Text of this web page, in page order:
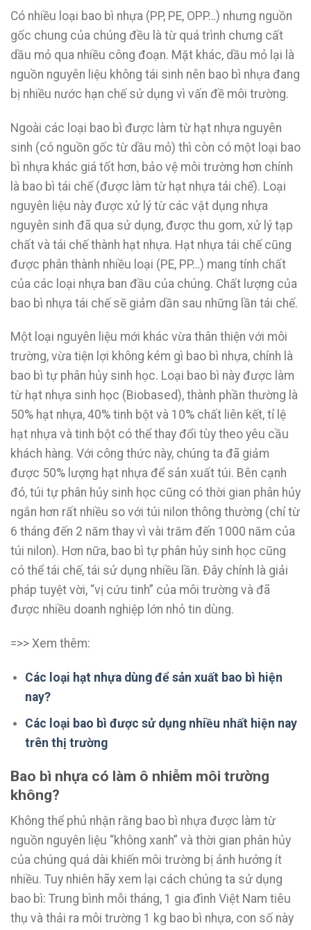
Có nhiều loại bao bì nhựa (PP, PE, OPP…) nhưng nguồn
gốc chung của chúng đều là từ quá trình chưng cất
dầu mỏ qua nhiều công đoạn. Mặt khác, dầu mỏ lại là
nguồn nguyên liệu không tái sinh nên bao bì nhựa đang
bị nhiều nước hạn chế sử dụng vì vấn đề môi trường.
Ngoài các loại bao bì được làm từ hạt nhựa nguyên
sinh (có nguồn gốc từ dầu mỏ) thì còn có một loại bao
bì nhựa khác giá tốt hơn, bảo vệ môi trường hơn chính
là bao bì tái chế (được làm từ hạt nhựa tái chế). Loại
nguyên liệu này được xử lý từ các vật dụng nhựa
nguyên sinh đã qua sử dụng, được thu gom, xử lý tạp
chất và tái chế thành hạt nhựa. Hạt nhựa tái chế cũng
được phân thành nhiều loại (PE, PP…) mang tính chất
của các loại nhựa ban đầu của chúng. Chất lượng của
bao bì nhựa tái chế sẽ giảm dần sau những lần tái chế.
Một loại nguyên liệu mới khác vừa thân thiện với môi
trường, vừa tiện lợi không kém gì bao bì nhựa, chính là
bao bì tự phân hủy sinh học. Loại bao bì này được làm
từ hạt nhựa sinh học (Biobased), thành phần thường là
50% hạt nhựa, 40% tinh bột và 10% chất liên kết, tỉ lệ
hạt nhựa và tinh bột có thể thay đổi tùy theo yêu cầu
khách hàng. Với công thức này, chúng ta đã giảm
được 50% lượng hạt nhựa để sản xuất túi. Bên cạnh
đó, túi tự phân hủy sinh học cũng có thời gian phân hủy
ngắn hơn rất nhiều so với túi nilon thông thường (chỉ từ
6 tháng đến 2 năm thay vì vài trăm đến 1000 năm của
túi nilon). Hơn nữa, bao bì tự phân hủy sinh học cũng
có thể tái chế, tái sử dụng nhiều lần. Đây chính là giải
pháp tuyệt vời, “vị cứu tinh” của môi trường và đã
được nhiều doanh nghiệp lớn nhỏ tin dùng.
=>> Xem thêm:
Các loại hạt nhựa dùng để sản xuất bao bì hiện
nay?
Các loại bao bì được sử dụng nhiều nhất hiện nay
trên thị trường
Bao bì nhựa có làm ô nhiễm môi trường
không?
Không thể phủ nhận rằng bao bì nhựa được làm từ
nguồn nguyên liệu “không xanh” và thời gian phân hủy
của chúng quá dài khiến môi trường bị ảnh hưởng ít
nhiều. Tuy nhiên hãy xem lại cách chúng ta sử dụng
bao bì: Trung bình mỗi tháng, 1 gia đình Việt Nam tiêu
thụ và thải ra môi trường 1 kg bao bì nhựa, con số này